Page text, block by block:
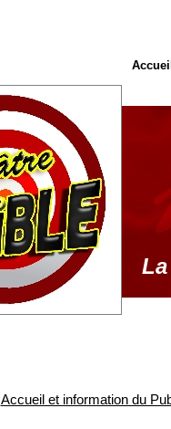
Accueil et information du
Accueil